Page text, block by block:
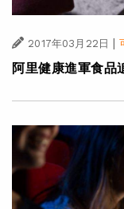
2017年03月22日 |
阿里健康進軍食品